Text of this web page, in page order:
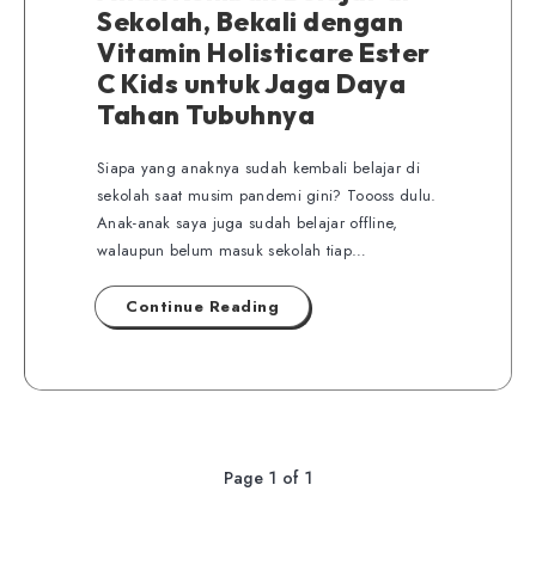
Sekolah, Bekali dengan
Vitamin Holisticare Ester
C Kids untuk Jaga Daya
Tahan Tubuhnya
Siapa yang anaknya sudah kembali belajar di
sekolah saat musim pandemi gini? Toooss dulu.
Anak-anak saya juga sudah belajar offline,
walaupun belum masuk sekolah tiap…
Continue Reading
Page 1 of 1